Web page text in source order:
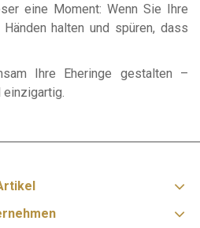
eine Moment: Wenn Sie Ihre
halten und spüren, dass
Ihre Eheringe gestalten –
einzigartig.